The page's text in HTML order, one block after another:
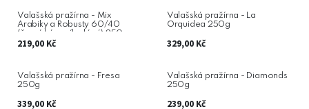
Valašská pražírna - Mix
Arabiky a Robusty 60/40
(černá káva sílu dává) 250g
219,00 Kč
Valašská pražírna - La
Orquidea 250g
329,00Kč
Valašská pražírna - Fresa
250g
339,00 Kč
Valašská pražírna - Diamonds
250g
239,00Kč